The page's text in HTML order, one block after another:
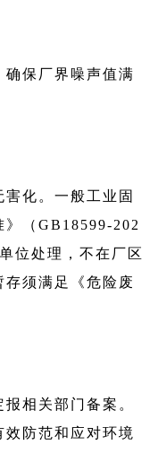
保厂界噪声值满
化。一般工业固
》（GB18599-202
位处理，不在厂区
须满足《危险废
相关部门备案。
防范和应对环境